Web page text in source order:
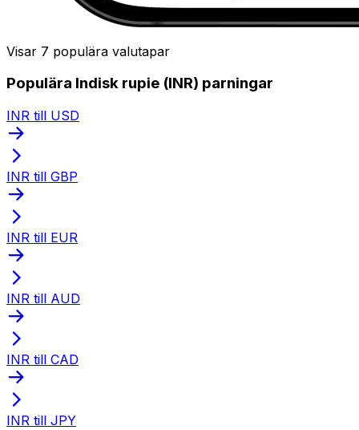
Visar 7 populära valutapar
Populära Indisk rupie (INR) parningar
INR till USD
INR till GBP
INR till EUR
INR till AUD
INR till CAD
INR till JPY